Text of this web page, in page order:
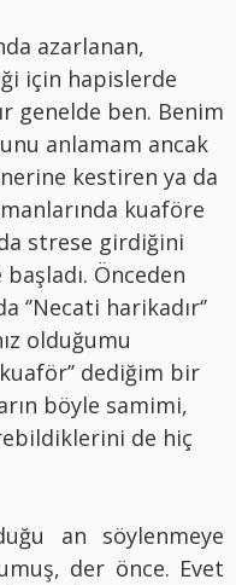
azarlanan,
için hapislerde
genelde ben. Benim
anlamam ancak
kestiren ya da
kuaföre
strese girdiğini
Önceden
‘’Necati harikadır‘’
olduğumu
dediğim bir
böyle samimi,
de hiç
an söylenmeye
der önce. Evet